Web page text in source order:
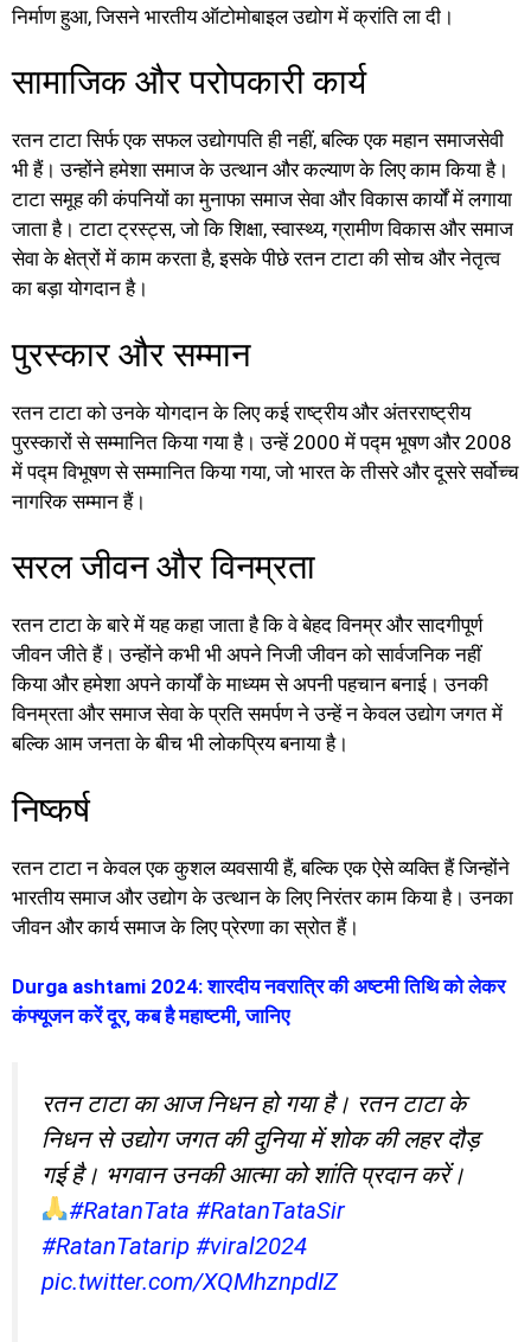
निर्माण हुआ, जिसने भारतीय ऑटोमोबाइल उद्योग में क्रांति ला दी।
सामाजिक और परोपकारी कार्य
रतन टाटा सिर्फ एक सफल उद्योगपति ही नहीं, बल्कि एक महान समाजसेवी
भी हैं। उन्होंने हमेशा समाज के उत्थान और कल्याण के लिए काम किया है।
टाटा समूह की कंपनियों का मुनाफा समाज सेवा और विकास कार्यों में लगाया
जाता है। टाटा ट्रस्ट्स, जो कि शिक्षा, स्वास्थ्य, ग्रामीण विकास और समाज
सेवा के क्षेत्रों में काम करता है, इसके पीछे रतन टाटा की सोच और नेतृत्व
का बड़ा योगदान है।
पुरस्कार और सम्मान
रतन टाटा को उनके योगदान के लिए कई राष्ट्रीय और अंतरराष्ट्रीय
पुरस्कारों से सम्मानित किया गया है। उन्हें 2000 में पद्म भूषण और 2008
में पद्म विभूषण से सम्मानित किया गया, जो भारत के तीसरे और दूसरे सर्वोच्च
नागरिक सम्मान हैं।
सरल जीवन और विनम्रता
रतन टाटा के बारे में यह कहा जाता है कि वे बेहद विनम्र और सादगीपूर्ण
जीवन जीते हैं। उन्होंने कभी भी अपने निजी जीवन को सार्वजनिक नहीं
किया और हमेशा अपने कार्यों के माध्यम से अपनी पहचान बनाई। उनकी
विनम्रता और समाज सेवा के प्रति समर्पण ने उन्हें न केवल उद्योग जगत में
बल्कि आम जनता के बीच भी लोकप्रिय बनाया है।
निष्कर्ष
रतन टाटा न केवल एक कुशल व्यवसायी हैं, बल्कि एक ऐसे व्यक्ति हैं जिन्होंने
भारतीय समाज और उद्योग के उत्थान के लिए निरंतर काम किया है। उनका
जीवन और कार्य समाज के लिए प्रेरणा का स्रोत हैं।
Durga ashtami 2024: शारदीय नवरात्रि की अष्टमी तिथि को लेकर
कंफ्यूजन करें दूर, कब है महाष्टमी, जानिए
रतन टाटा का आज निधन हो गया है। रतन टाटा के
निधन से उद्योग जगत की दुनिया में शोक की लहर दौड़
गई है। भगवान उनकी आत्मा को शांति प्रदान करें।
#RatanTata #RatanTataSir
#RatanTatarip #viral2024
pic.twitter.com/XQMhznpdIZ